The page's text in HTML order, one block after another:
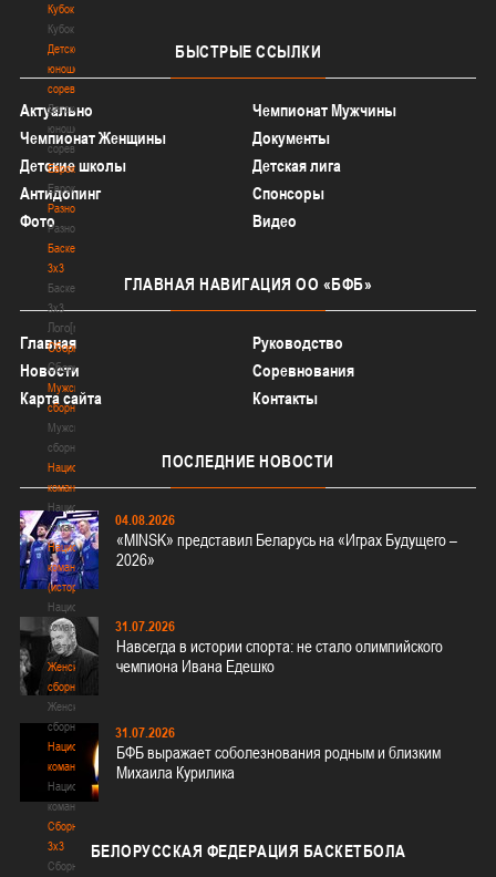
Кубок
Кубок
Детско-
юношеские
соревнования
Детско-
юношеские
соревнования
Еврокубки
Еврокубки
Разное
Разное
Баскетбол
3х3
Баскетбол
3х3
Лого[modid=121]
Сборные
Сборные
Мужские
сборные
Мужские
сборные
Национальная
команда
Национальная
команда
Национальная
команда
(история)
Национальная
команда
(история)
Женские
сборные
Женские
сборные
Национальная
команда
Национальная
команда
Сборные
3х3
Сборные
БЫСТРЫЕ ССЫЛКИ
Актуально
Чемпионат Мужчины
Чемпионат Женщины
Документы
Детские школы
Детская лига
Антидопинг
Спонсоры
Фото
Видео
ГЛАВНАЯ НАВИГАЦИЯ ОО «БФБ»
Главная
Руководство
Новости
Соревнования
Карта сайта
Контакты
ПОСЛЕДНИЕ НОВОСТИ
04.08.2026
«MINSK» представил Беларусь на «Играх Будущего –
2026»
31.07.2026
Навсегда в истории спорта: не стало олимпийского
чемпиона Ивана Едешко
31.07.2026
БФБ выражает соболезнования родным и близким
Михаила Курилика
БЕЛОРУССКАЯ ФЕДЕРАЦИЯ БАСКЕТБОЛА